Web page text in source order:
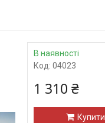
В наявності
Код: 04023
1 310 ₴
Купити